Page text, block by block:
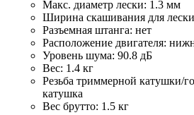
Макс. диаметр лески: 1.3 мм
Ширина скашивания для
Разъемная штанга: нет
Расположение двигателя:
Уровень шума: 90.8 дБ
Вес: 1.4 кг
Резьба триммерной катушки/
катушка
Вес брутто: 1.5 кг